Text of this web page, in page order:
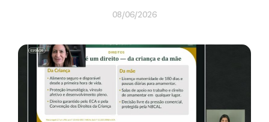
08/06/2026